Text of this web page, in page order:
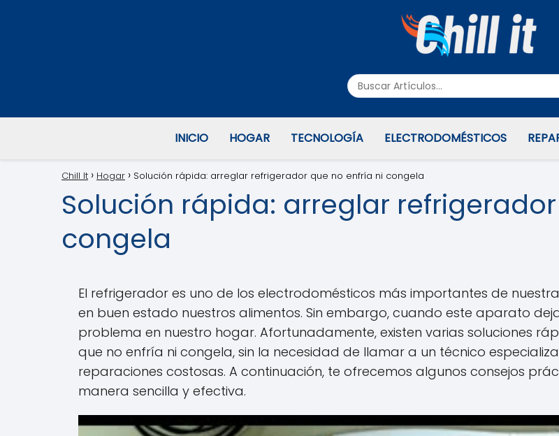
INICIO HOGAR TECNOLOGÍA ELECTRODOMÉSTICOS
Chill It Hogar Solución rápida: arreglar refrigerador que no enfría ni congela
Solución rápida: arreglar
congela
El refrigerador es uno de los electrodomésticos más importantes de
en buen estado nuestros alimentos. Sin embargo, cuando este aparato
problema en nuestro hogar. Afortunadamente, existen varias soluciones
que no enfría ni congela, sin la necesidad de llamar a un técnico
reparaciones costosas. A continuación, te ofrecemos algunos consejos
manera sencilla y efectiva.